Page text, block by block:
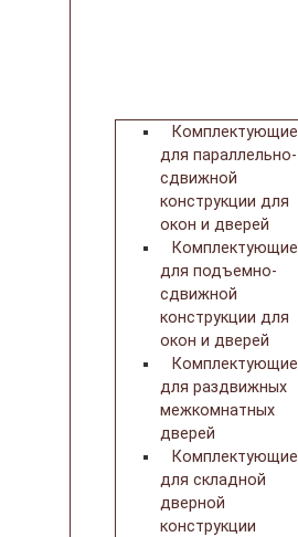
Комплектующие
для параллельно-
сдвижной
конструкции для
окон и дверей
Комплектующие
для подъемно-
сдвижной
конструкции для
окон и дверей
Комплектующие
для раздвижных
межкомнатных
дверей
Комплектующие
для складной
дверной
конструкции